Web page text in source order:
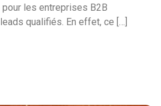
les entreprises B2B
qualifiés. En effet, ce […]